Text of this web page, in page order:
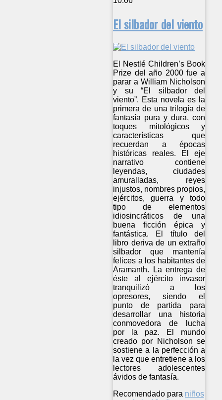
El silbador del viento
El Nestlé Children’s Book
Prize del año 2000 fue a
parar a William Nicholson
y su “El silbador del
viento”. Esta novela es la
primera de una trilogía de
fantasía pura y dura, con
toques mitológicos y
características que
recuerdan a épocas
históricas reales. El eje
narrativo contiene
leyendas, ciudades
amuralladas, reyes
injustos, nombres propios,
ejércitos, guerra y todo
tipo de elementos
idiosincráticos de una
buena ficción épica y
fantástica. El título del
libro deriva de un extraño
silbador que mantenía
felices a los habitantes de
Aramanth. La entrega de
éste al ejército invasor
tranquilizó a los
opresores, siendo el
punto de partida para
desarrollar una historia
conmovedora de lucha
por la paz. El mundo
creado por Nicholson se
sostiene a la perfección a
la vez que entretiene a los
lectores adolescentes
ávidos de fantasía.
Recomendado para niños